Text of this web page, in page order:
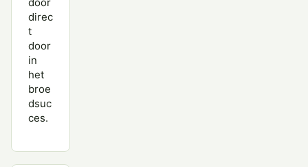
door
direc
t
door
in
het
broe
dsuc
ces.